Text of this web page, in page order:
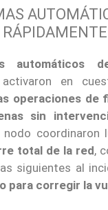
automáticos
en
operaciones de
sin
nodo coordinaron
total de la red,
siguientes al
para corregir la